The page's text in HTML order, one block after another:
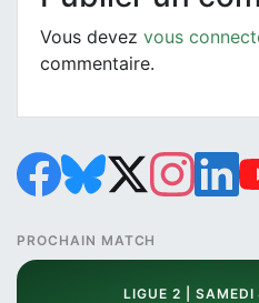
Vous devez vous
commentaire.
PROCHAIN MATCH
LIGUE 2 |